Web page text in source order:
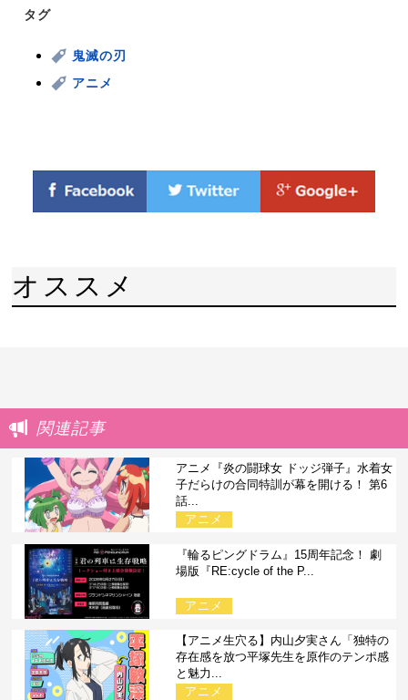
タグ
鬼滅の刃
アニメ
オススメ
関連記事
アニメ『炎の闘球女 ドッジ弾子』水着女
子だらけの合同特訓が幕を開ける！ 第6
話...
アニメ
『輪るピングドラム』15周年記念！ 劇
場版『RE:cycle of the P...
アニメ
【アニメ生穴る】内山夕実さん「独特の
存在感を放つ平塚先生を原作のテンポ感
と魅力...
アニメ